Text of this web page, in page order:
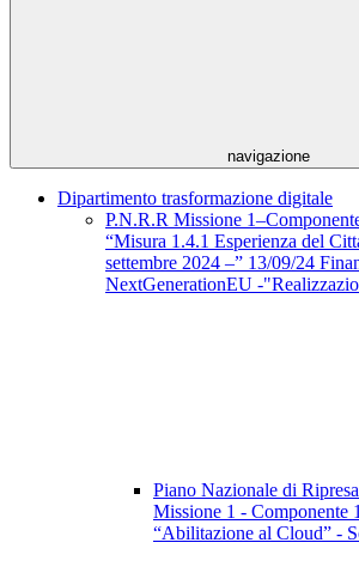
navigazione
Dipartimento trasformazione digitale
P.N.R.R Missione
“Misura 1.4.1 Esperienza del
settembre 2024 –” 13/09/24
NextGenerationEU -
Piano Nazionale di
Missione 1 - Componente
“Abilitazione al Cloud” -